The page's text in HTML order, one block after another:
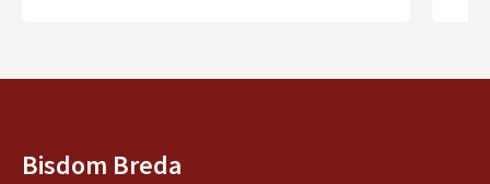
Bisdom Breda